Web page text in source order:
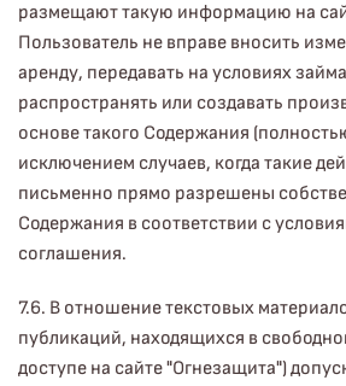
размещают такую информацию на
Пользователь не вправе вносить
аренду, передавать на условиях
распространять или создавать
основе такого Содержания
исключением случаев, когда такие
письменно прямо разрешены
Содержания в соответствии с
соглашения.
7.6. В отношение текстовых
публикаций, находящихся в
доступе на сайте "Огнезащита")